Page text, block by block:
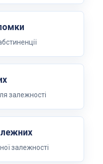
залежності
залежності